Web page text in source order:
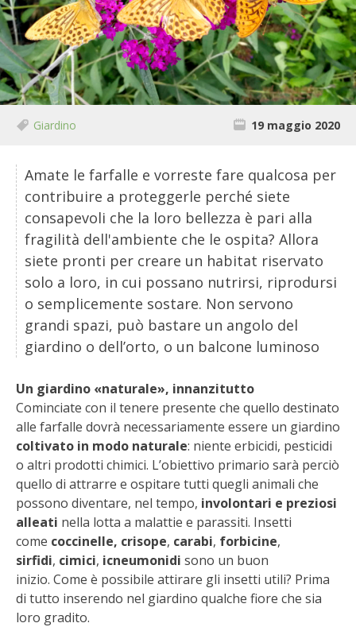
CUCINA
PRODOTTI
FARFALLE DELLA CAMPAGNA
PICCOLO POLLAIO
STORIE DEI LETTORI
CONSERVARE LA FRUTTA
CONSERVE DELL’ORTO
FACEM
BLUMEN
NOCCIOLA DI CALABRIA
PELLENC
MEDICINA DEI SEMPLICI
SCONTI NOVEMBRE
COMPO
Giardino 19 maggio 2020
Amate le farfalle e vorreste fare qualcosa per
contribuire a proteggerle perché siete
consapevoli che la loro bellezza è pari alla
fragilità dell'ambiente che le ospita? Allora
siete pronti per creare un habitat riservato
solo a loro, in cui possano nutrirsi, riprodursi
o semplicemente sostare. Non servono
grandi spazi, può bastare un angolo del
giardino o dell’orto, o un balcone luminoso
Un giardino «naturale», innanzitutto
Cominciate con il tenere presente che quello destinato
alle farfalle dovrà necessariamente essere un giardino
coltivato in modo naturale: niente erbicidi, pesticidi
o altri prodotti chimici. L’obiettivo primario sarà perciò
quello di attrarre e ospitare tutti quegli animali che
possono diventare, nel tempo, involontari e preziosi
alleati nella lotta a malattie e parassiti. Insetti
come coccinelle, crisope, carabi, forbicine,
sirfidi, cimici, icneumonidi sono un buon
inizio. Come è possibile attirare gli insetti utili? Prima
di tutto inserendo nel giardino qualche fiore che sia
loro gradito.